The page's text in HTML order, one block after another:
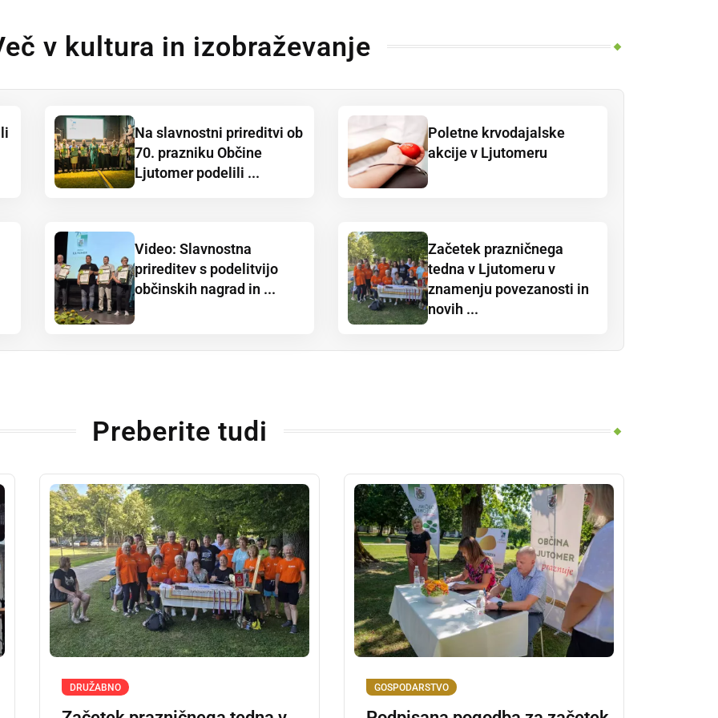
v kultura in izobraževanje
Na slavnostni prireditvi ob
70. prazniku Občine
Ljutomer podelili ...
Poletne krvodajalske
akcije v Ljutomeru
Video: Slavnostna
prireditev s podelitvijo
občinskih nagrad in ...
Začetek prazničnega
tedna v Ljutomeru v
znamenju povezanosti in
novih ...
Preberite tudi
DRUŽABNO GOSPODARSTVO